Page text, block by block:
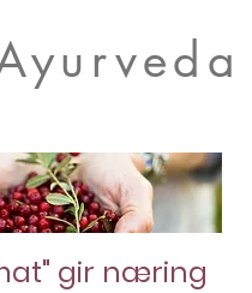
gir næring